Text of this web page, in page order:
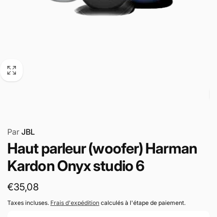
Par JBL
Haut parleur (woofer) Harman
Kardon Onyx studio 6
Prix
habituel
€35,08
Taxes incluses. Frais d'expédition calculés à l'étape de paiement.